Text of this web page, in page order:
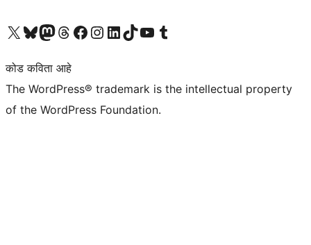
आमच्या X (एक्स) (पूर्वीचे ट्विटर) खात्याला भेट द्या आमच्या ब्लूस्की खात्याला भेट द्या.आमच्या Mastodon खात्याला भेट द्या.आमच्या थ्रेड्स खात्याला भेट द्या. आमच्या फेसबुक पेजला भेट द्या आमच्या इंस्टाग्राम खात्याला भेट द्या आमच्या लिंक्डइन खात्याला भेट द्या आमच्या टिकटॉक अकाउंटला भेट द्या.आमच्या यूट्यूब चॅनेलला भेट द्या आमच्या टंबलर खात्याला भेट द्या.
कोड कविता आहे
The WordPress® trademark is the intellectual property
of the WordPress Foundation.